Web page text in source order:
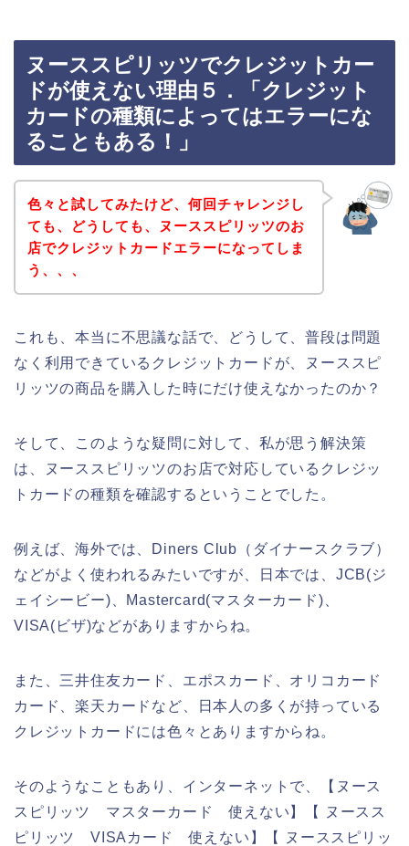
ヌーススピリッツでクレジットカー
ドが使えない理由５．「クレジット
カードの種類によってはエラーにな
ることもある！」
色々と試してみたけど、何回チャレンジし
ても、どうしても、ヌーススピリッツのお
店でクレジットカードエラーになってしま
う、、、
これも、本当に不思議な話で、どうして、普段は問題
なく利用できているクレジットカードが、ヌーススピ
リッツの商品を購入した時にだけ使えなかったのか？
そして、このような疑問に対して、私が思う解決策
は、ヌーススピリッツのお店で対応しているクレジッ
トカードの種類を確認するということでした。
例えば、海外では、Diners Club（ダイナースクラブ）
などがよく使われるみたいですが、日本では、JCB(ジ
ェイシービー)、Mastercard(マスターカード)、
VISA(ビザ)などがありますからね。
また、三井住友カード、エポスカード、オリコカード
カード、楽天カードなど、日本人の多くが持っている
クレジットカードには色々とありますからね。
そのようなこともあり、インターネットで、【ヌース
スピリッツ マスターカード 使えない】【 ヌースス
ピリッツ VISAカード 使えない】【 ヌーススピリッ